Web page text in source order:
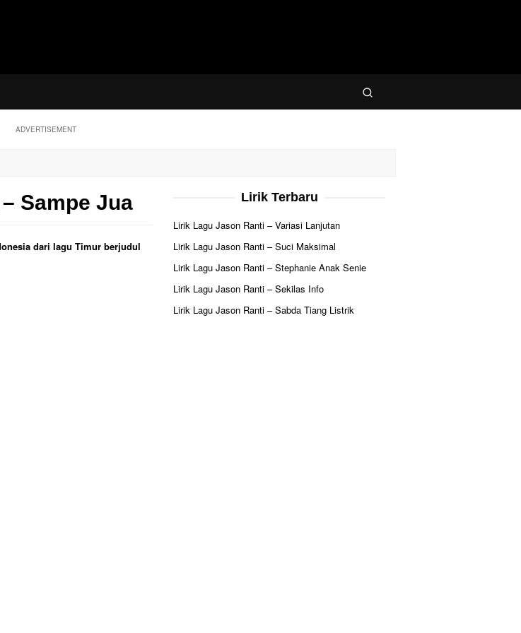
ADVERTISEMENT
Sampe Jua
dari lagu Timur berjudul
Lirik Terbaru
Lirik Lagu Jason Ranti – Variasi Lanjutan
Lirik Lagu Jason Ranti – Suci Maksimal
Lirik Lagu Jason Ranti – Stephanie Anak Senie
Lirik Lagu Jason Ranti – Sekilas Info
Lirik Lagu Jason Ranti – Sabda Tiang Listrik